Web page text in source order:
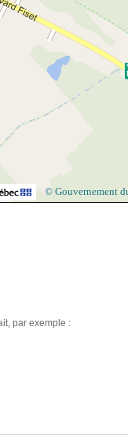
© Gouvernement
par exemple :